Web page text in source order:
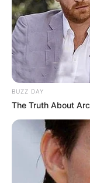
BUZZ DAY
The Truth About